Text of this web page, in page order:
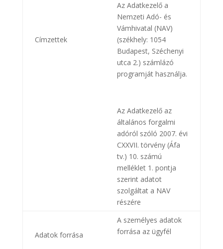
Címzettek
Az Adatkezelő a
Nemzeti Adó- és
Vámhivatal (NAV)
(székhely: 1054
Budapest, Széchenyi
utca 2.) számlázó
programját használja.
Az Adatkezelő az
általános forgalmi
adóról szóló 2007. évi
CXXVII. törvény (Áfa
tv.) 10. számú
melléklet 1. pontja
szerint adatot
szolgáltat a NAV
részére
Adatok forrása
A személyes adatok
forrása az ügyfél